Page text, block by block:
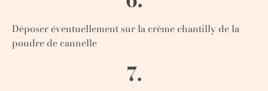
Déposer éventuellement sur la crème chantilly de la
poudre de cannelle
7.